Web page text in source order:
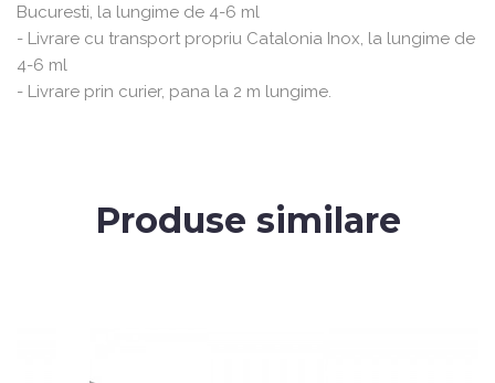
Bucuresti, la lungime de 4-6 ml
- Livrare cu transport propriu Catalonia Inox, la lungime de
4-6 ml
- Livrare prin curier, pana la 2 m lungime.
Produse similare